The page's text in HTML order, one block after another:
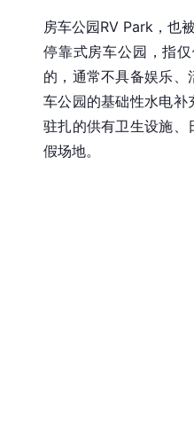
房车公园RV Park，也
停靠式房车公园，指
的，通常不具备娱乐
车公园的基础性水电补
驻扎的供有卫生设施、
假场地。